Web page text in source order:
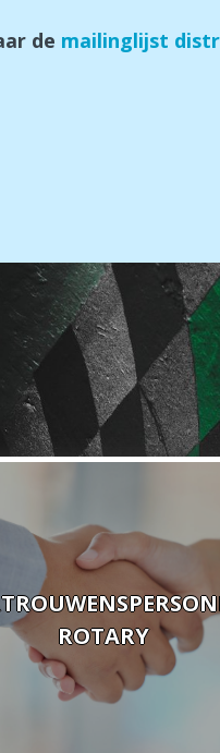
de mailinglijst
ROTARY